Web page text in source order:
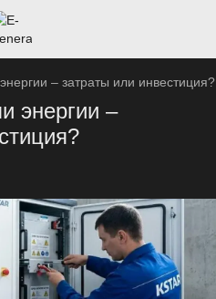
– затраты или инвестиция?
энергии –